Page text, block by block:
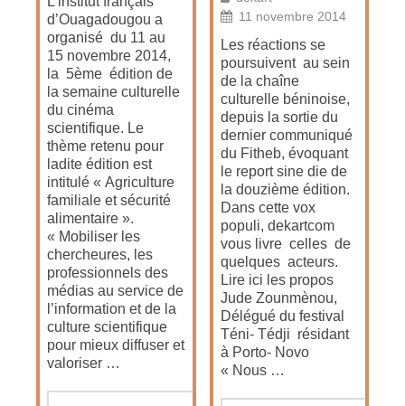
d’Ouagadougou a
organisé du 11 au
15 novembre 2014,
la 5ème édition de
la semaine culturelle
du cinéma
scientifique. Le
thème retenu pour
ladite édition est
intitulé « Agriculture
familiale et sécurité
alimentaire ».
« Mobiliser les
chercheures, les
professionnels des
médias au service de
l’information et de la
culture scientifique
pour mieux diffuser et
valoriser …
11 novembre 2014
Les réactions se
poursuivent au sein
de la chaîne
culturelle béninoise,
depuis la sortie du
dernier communiqué
du Fitheb, évoquant
le report sine die de
la douzième édition.
Dans cette vox
populi, dekartcom
vous livre celles de
quelques acteurs.
Lire ici les propos
Jude Zounmènou,
Délégué du festival
Téni- Tédji résidant
à Porto- Novo
« Nous …